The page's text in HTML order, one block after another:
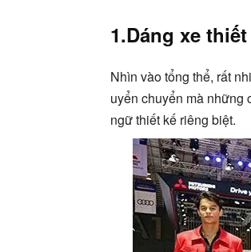
1.Dáng xe
Nhìn vào tổng thể, rất
uyển chuyển mà những
ngữ thiết kế riêng biệt.